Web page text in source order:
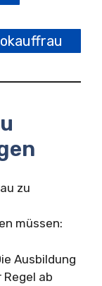
zu
müssen:
Ausbildung
ab